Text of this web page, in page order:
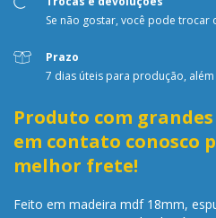
Se não gostar, você pode trocar
Prazo
7 dias úteis para produção,
Produto com
em contato conosco
melhor frete!
Feito em madeira mdf 18mm,